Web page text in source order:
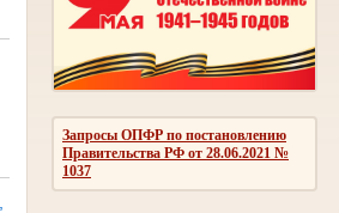
Запросы ОПФР по постановлению
Правительства РФ от 28.06.2021 №
1037